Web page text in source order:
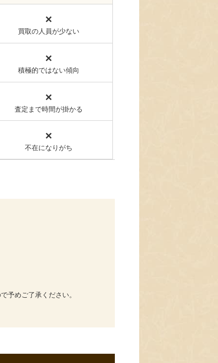
×
買取の人員が少ない
×
積極的ではない傾向
×
査定まで時間が掛かる
×
不在になりがち
予めご了承ください。